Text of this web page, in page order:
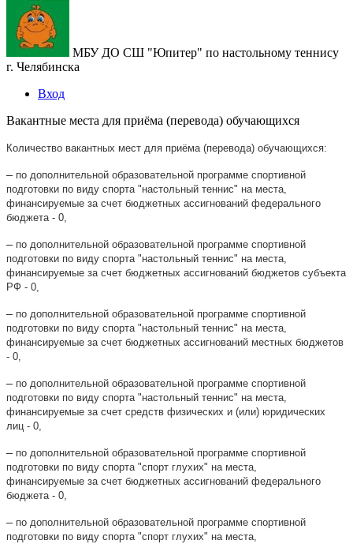
МБУ ДО СШ "Юпитер" по настольному теннису
г. Челябинска
Вход
Вакантные места для приёма (перевода) обучающихся
Количество вакантных мест для приёма (перевода) обучающихся:
– по дополнительной образовательной программе спортивной
подготовки по виду спорта "настольный теннис" на места,
финансируемые за счет бюджетных ассигнований федерального
бюджета - 0,
– по дополнительной образовательной программе спортивной
подготовки по виду спорта "настольный теннис" на места,
финансируемые за счет бюджетных ассигнований бюджетов субъекта
РФ - 0,
– по дополнительной образовательной программе спортивной
подготовки по виду спорта "настольный теннис" на места,
финансируемые за счет бюджетных ассигнований местных бюджетов
- 0,
– по дополнительной образовательной программе спортивной
подготовки по виду спорта "настольный теннис" на места,
финансируемые за счет средств физических и (или) юридических
лиц - 0,
– по дополнительной образовательной программе спортивной
подготовки по виду спорта "спорт глухих" на места,
финансируемые за счет бюджетных ассигнований федерального
бюджета - 0,
– по дополнительной образовательной программе спортивной
подготовки по виду спорта "спорт глухих" на места,